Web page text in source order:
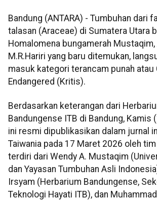
Bandung (ANTARA) - Tumbuhan dari
talasan (Araceae) di Sumatera Utara
Homalomena bungamerah Mustaqim,
M.R.Hariri yang baru ditemukan,
masuk kategori terancam punah atau
Endangered (Kritis).
Berdasarkan keterangan dari
Bandungense ITB di Bandung, Kamis
ini resmi dipublikasikan dalam jurnal
Taiwania pada 17 Maret 2026 oleh
terdiri dari Wendy A. Mustaqim
dan Yayasan Tumbuhan Asli
Irsyam (Herbarium Bandungense,
Teknologi Hayati ITB), dan